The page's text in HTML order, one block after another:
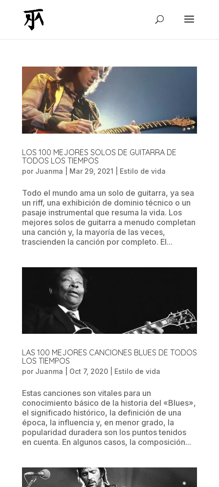
LOS 100 MEJORES SOLOS DE GUITARRA DE
TODOS LOS TIEMPOS
por Juanma Mar 29, 2021 Estilo de vida
Todo el mundo ama un solo de guitarra, ya sea
un riff, una exhibición de dominio técnico o un
pasaje instrumental que resuma la vida. Los
mejores solos de guitarra a menudo completan
una canción y, la mayoría de las veces,
trascienden la canción por completo. El...
LAS 100 MEJORES CANCIONES BLUES DE TODOS
LOS TIEMPOS
por Juanma Oct 7, 2020| Estilo de vida
Estas canciones son vitales para un
conocimiento básico de la historia del «Blues»,
el significado histórico, la definición de una
época, la influencia y, en menor grado, la
popularidad duradera son los puntos tenidos
en cuenta. En algunos casos, la composición...